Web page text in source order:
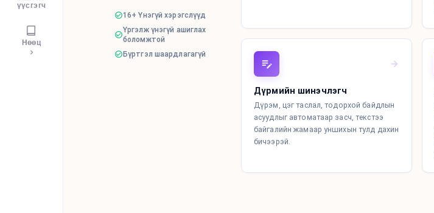
үүсгэгч
Нөөц
16+ Үнэгүй хэрэгслүүд
Үргэлж үнэгүй ашиглах
боломжтой
Бүртгэл шаардлагагүй
Дүрмийн шинэчлэгч
Дүрэм, цэг таслал, тодорхой байдлын
асуудлыг автоматаар засч, текстээ
байгалийн жамаар уншихын тулд дахин
бичээрэй.